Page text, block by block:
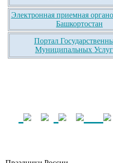
Электронная приемная
Башкортостан
Портал
Муниципальных